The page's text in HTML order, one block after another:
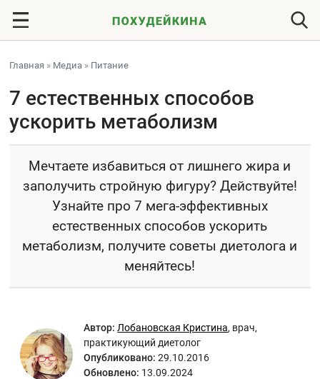
Главная » Медиа » Питание
7 естественных способов
ускорить метаболизм
Мечтаете избавиться от лишнего жира и
заполучить стройную фигуру? Действуйте!
Узнайте про 7 мега-эффективных
естественных способов ускорить
метаболизм, получите советы диетолога и
меняйтесь!
Автор: Лобановская Кристина, врач,
практикующий диетолог
Опубликовано: 29.10.2016
Обновлено: 13.09.2024